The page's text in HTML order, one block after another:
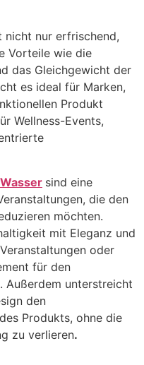
nicht nur erfrischend,
Vorteile wie die
das Gleichgewicht der
es ideal für Marken,
Produkt
Wellness-Events,
sind eine
die den
möchten.
mit Eleganz und
oder
für den
Außerdem unterstreicht
den
Produkts, ohne die
zu verlieren.